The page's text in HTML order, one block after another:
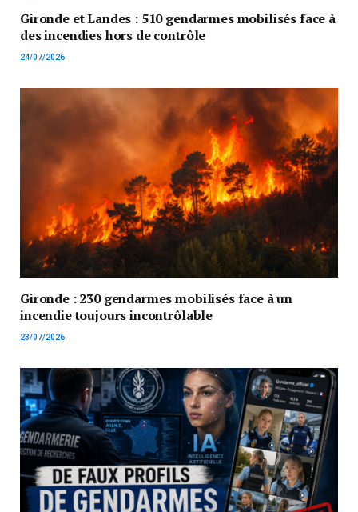
Gironde et Landes : 510 gendarmes mobilisés face à
des incendies hors de contrôle
24/07/2026
Gironde : 230 gendarmes mobilisés face à un
incendie toujours incontrôlable
23/07/2026